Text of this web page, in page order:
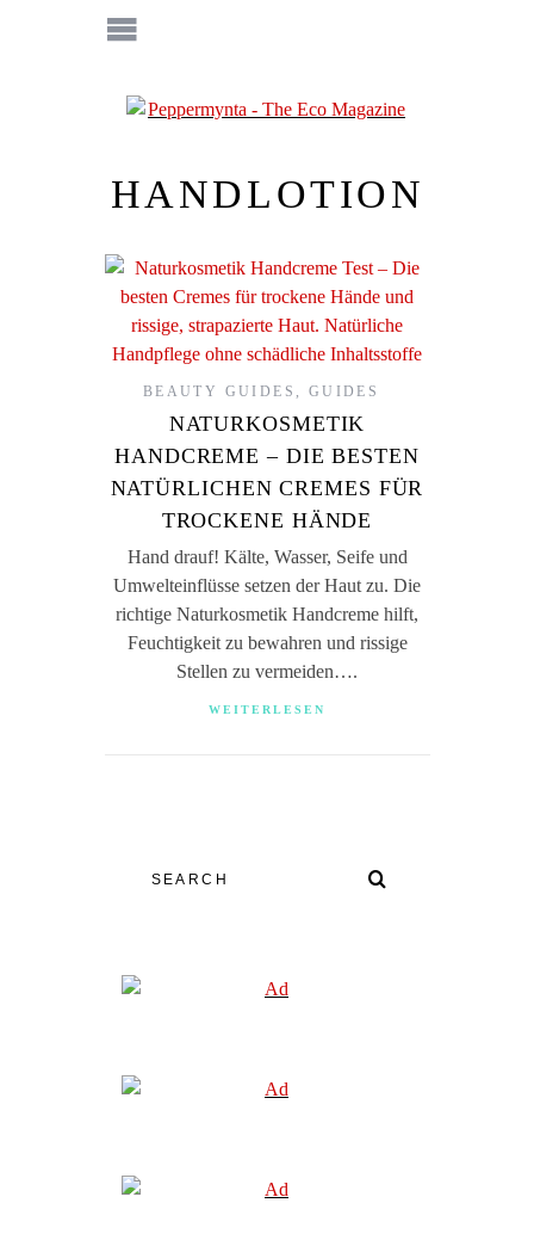
HANDLOTION
BEAUTY GUIDES , GUIDES
NATURKOSMETIK
HANDCREME – DIE BESTEN
NATÜRLICHEN CREMES FÜR
TROCKENE HÄNDE
Hand drauf! Kälte, Wasser, Seife und
Umwelteinflüsse setzen der Haut zu. Die
richtige Naturkosmetik Handcreme hilft,
Feuchtigkeit zu bewahren und rissige
Stellen zu vermeiden….
WEITERLESEN